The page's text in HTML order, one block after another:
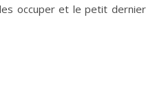
occuper et le petit dernier